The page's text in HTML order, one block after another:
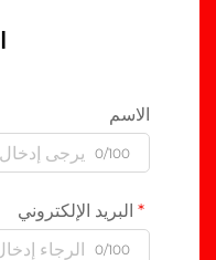
الاسم
0/100
البريد الإلكتروني
0/100